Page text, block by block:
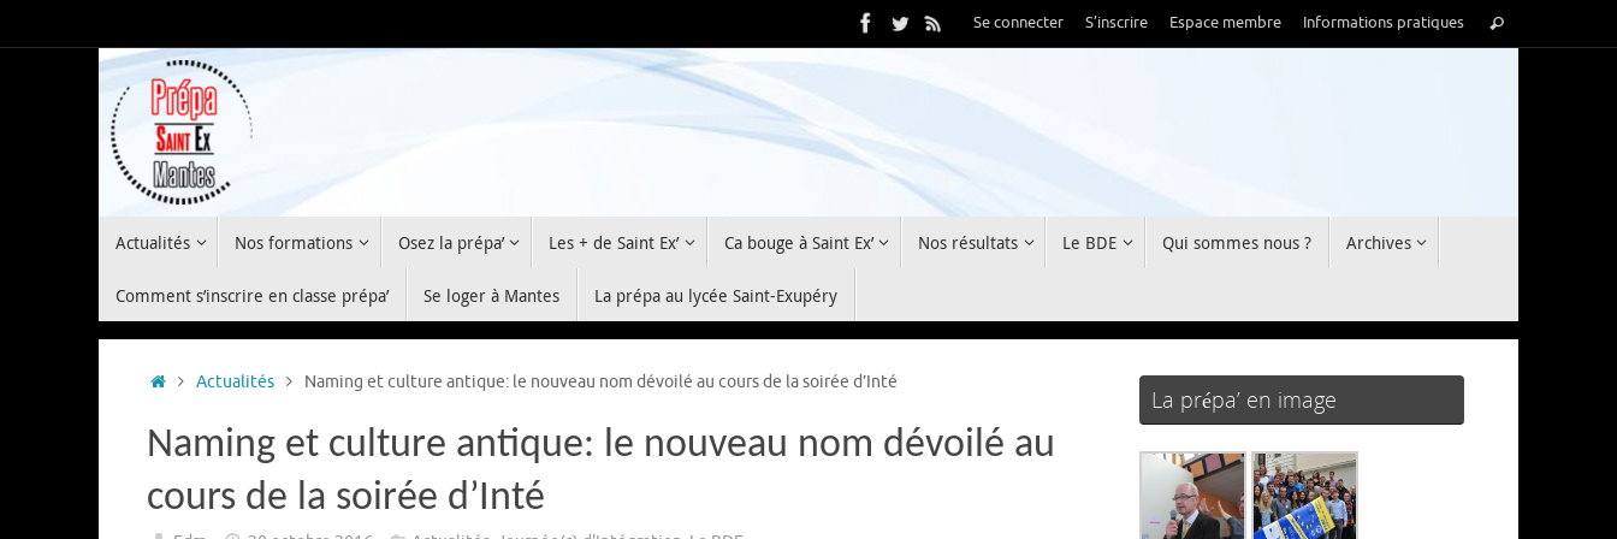
au
Se connecter S’inscrire Espace membre Informations pratiques
pour
Rechercher
Actualités Nos formations Osez la prépa’ Les + de Saint Ex’ Ca bouge à Saint Ex’ Nos résultats Le BDE Qui sommes nous ? Archives
Comment s’inscrire en classe prépa’ Se loger à Mantes La prépa au lycée Saint-Exupéry
Accueil
Actualités Naming et culture antique: le nouveau nom dévoilé au cours de la soirée d’Inté
Naming et culture antique: le nouveau nom dévoilé au
cours de la soirée d’Inté
La prépa’ en image